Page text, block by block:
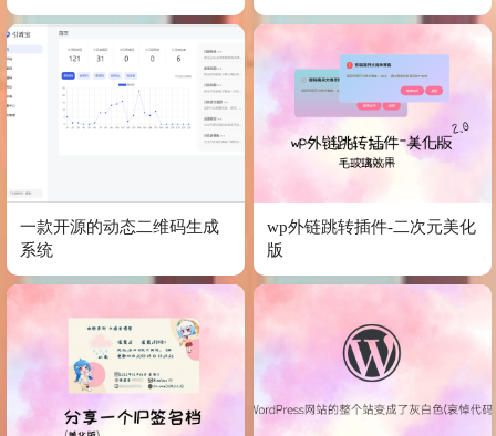
一款开源的动态二维码生成
系统
wp外链跳转插件-二次元美化
版